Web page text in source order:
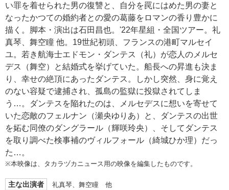
い罪を着せられた男の復讐と、自分を罠にはめた男の妻と
なったかつての婚約者との愛の葛藤をロマンの香り豊かに
描く。脚本・演出は石田昌也。'22年星組・全国ツアー。礼
真琴、舞空瞳 他。19世紀初頭、フランスの港町マルセイ
ユ。若き航海士エドモン・ダンテス（礼）が恋人のメルセ
デス（舞空）と結婚式を挙げていた。船長への昇進も決ま
り、幸せの絶頂にあったダンテス。しかし突然、身に覚え
のない容疑で逮捕され、孤島の監獄に投獄されてしま
う…。ダンテスを陥れたのは、メルセデスに想いを寄せて
いた恋敵のフェルナン（瀬央ゆりあ）と、ダンテスの出世
を妬む同僚のダングラール（輝咲玲央）、そしてダンテス
を取り調べた検事補のヴィルフォール（綺城ひか理）だっ
た…。
※本映像は、タカラヅカニュース用の映像を編集したものです。
主な出演者 礼真琴、舞空瞳 他